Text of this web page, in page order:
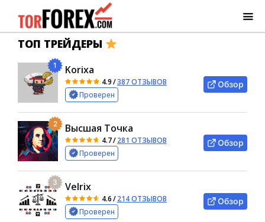
ТОП ТРЕЙДЕРЫ
1 Korixa
4.9/387 ОТЗЫВОВ
Проверен
Обзор
2 Высшая Точка
4.7/281 ОТЗЫВОВ
Проверен
Обзор
3 Velrix
4.6/214 ОТЗЫВОВ
Проверен
Обзор